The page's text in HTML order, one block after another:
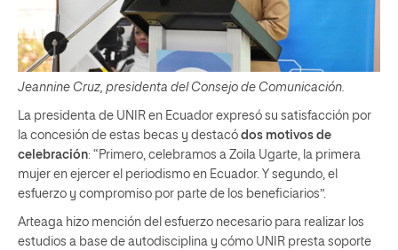
Jeannine Cruz, presidenta del Consejo de Comunicación.
La presidenta de UNIR en Ecuador expresó su satisfacción por
la concesión de estas becas y destacó dos motivos de
celebración: “Primero, celebramos a Zoila Ugarte, la primera
mujer en ejercer el periodismo en Ecuador. Y segundo, el
esfuerzo y compromiso por parte de los beneficiarios”.
Arteaga hizo mención del esfuerzo necesario para realizar los
estudios a base de autodisciplina y cómo UNIR presta soporte